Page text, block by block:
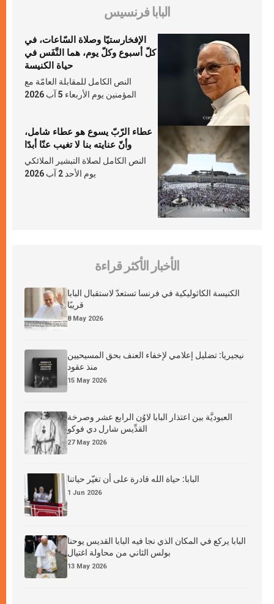
البابا فرنسيس
الإفخارستيّا وصلاة السّاعات، في
كلّ أسبوع وكلّ يوم، هما النَّفَس في
حياة الكنيسة
النص الكامل للمقابلة العامّة مع
المؤمنين يوم الأربعاء 5 آب 2026
عطاء الرّبّ يسوع هو عطاء شامل،
وأنّ عنايته بنا لا تغيب عنّا أبدًا
النص الكامل لصلاة التبشير الملائكي
يوم الأحد 2 آب 2026
الأخبار الأكثر قراءة
الكنيسة الكاثوليكية في فرنسا تستعدّ لاستقبال البابا
قريبًا
8 May 2026
نيجيريا: تضليل إعلامي لإخفاء العنف بحق المسيحيين
منذ عقود
15 May 2026
العبوديَّة بين اعتذار البابا لاوُن الرابع عشر وصرخة
القدِّيس شارل دي فوكو
27 May 2026
البابا: حياة الله قادرة على أن تغيّر حياتنا
1 Jun 2026
البابا يركع في المكان الذي نجا فيه البابا القديس يوحنا
بولس الثاني من محاولة اغتيال
13 May 2026